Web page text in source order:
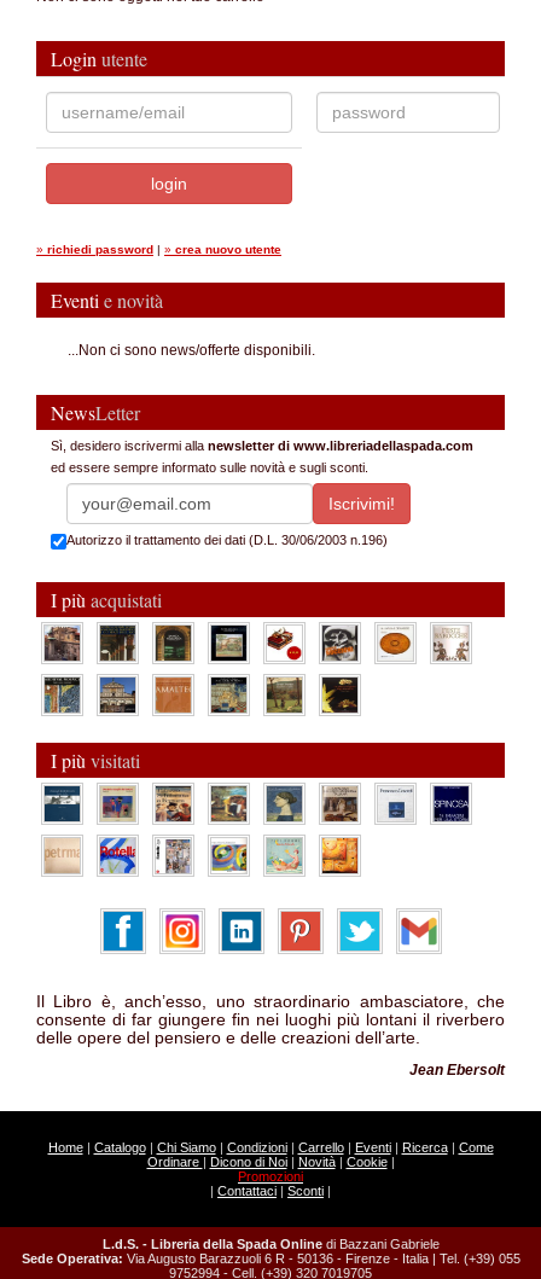
Login utente
» richiedi password | » crea nuovo utente
Eventi e novità
...Non ci sono news/offerte disponibili.
NewsLetter
Sì, desidero iscrivermi alla newsletter di www.libreriadellaspada.com
ed essere sempre informato sulle novità e sugli sconti.
Autorizzo il trattamento dei dati (D.L. 30/06/2003 n.196)
I più acquistati
I più visitati
Il Libro è, anch’esso, uno straordinario ambasciatore, che
consente di far giungere fin nei luoghi più lontani il riverbero
delle opere del pensiero e delle creazioni dell’arte.
Jean Ebersolt
Home| Catalogo| Chi Siamo| Condizioni| Carrello| Eventi| Ricerca| Come
Ordinare | Dicono di Noi| Novità| Cookie|
Promozioni
| Contattaci | Sconti |
L.d.S. - Libreria della Spada Online di Bazzani Gabriele
Sede Operativa: Via Augusto Barazzuoli 6 R - 50136 - Firenze - Italia | Tel. (+39) 055
9752994 - Cell. (+39) 320 7019705